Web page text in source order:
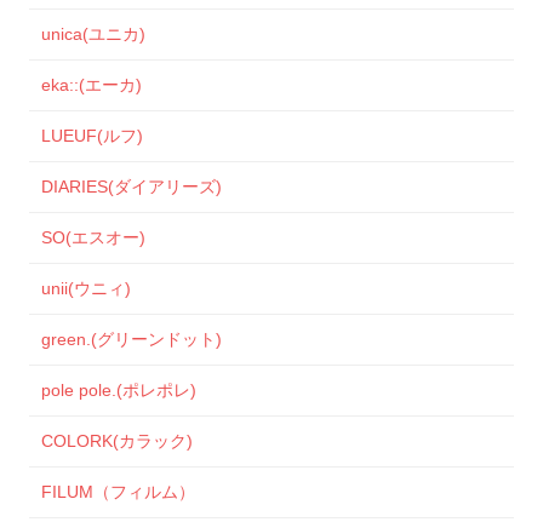
unica(ユニカ)
eka::(エーカ)
LUEUF(ルフ)
DIARIES(ダイアリーズ)
SO(エスオー)
unii(ウニィ)
green.(グリーンドット)
pole pole.(ポレポレ)
COLORK(カラック)
FILUM（フィルム）